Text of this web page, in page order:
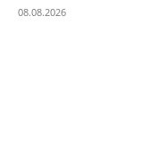
08.08.2026